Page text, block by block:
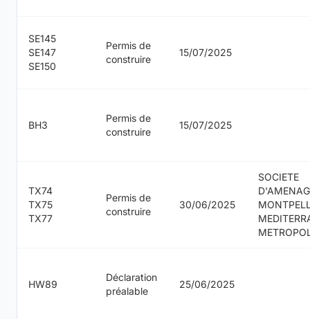
SE145
SE147
SE150
Permis de
construire
15/07/2025
BH3
Permis de
construire
15/07/2025
TX74
TX75
TX77
Permis de
construire
30/06/2025
SOCIETE
HW89
Déclaration
préalable
25/06/2025